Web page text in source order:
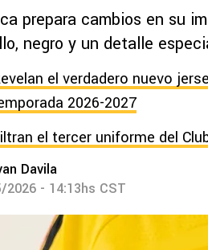
prepara cambios en su
negro y un detalle
el verdadero nuevo
2026-2027
el tercer uniforme del
Davila
2026 - 14:13hs CST